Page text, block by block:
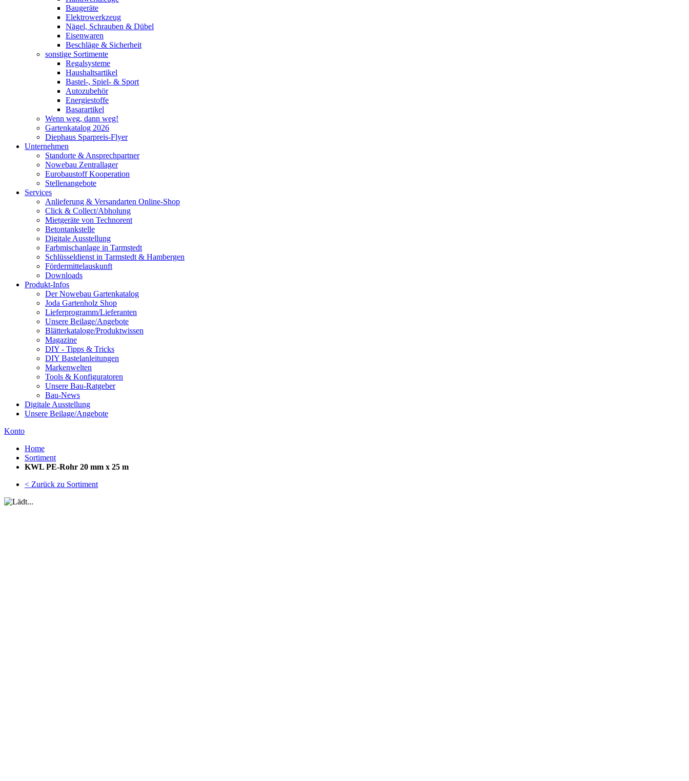
Baugeräte
Elektrowerkzeug
Nägel, Schrauben & Dübel
Eisenwaren
Beschläge & Sicherheit
sonstige Sortimente
Regalsysteme
Haushaltsartikel
Bastel-, Spiel- & Sport
Autozubehör
Energiestoffe
Basarartikel
Wenn weg, dann weg!
Gartenkatalog 2026
Diephaus Sparpreis-Flyer
Unternehmen
Standorte & Ansprechpartner
Nowebau Zentrallager
Eurobaustoff Kooperation
Stellenangebote
Services
Anlieferung & Versandarten Online-Shop
Click & Collect/Abholung
Mietgeräte von Technorent
Betontankstelle
Digitale Ausstellung
Farbmischanlage in Tarmstedt
Schlüsseldienst in Tarmstedt & Hambergen
Fördermittelauskunft
Downloads
Produkt-Infos
Der Nowebau Gartenkatalog
Joda Gartenholz Shop
Lieferprogramm/Lieferanten
Unsere Beilage/Angebote
Blätterkataloge/Produktwissen
Magazine
DIY - Tipps & Tricks
DIY Bastelanleitungen
Markenwelten
Tools & Konfiguratoren
Unsere Bau-Ratgeber
Bau-News
Digitale Ausstellung
Unsere Beilage/Angebote
Konto
Home
Sortiment
KWL PE-Rohr 20 mm x 25 m
< Zurück zu Sortiment